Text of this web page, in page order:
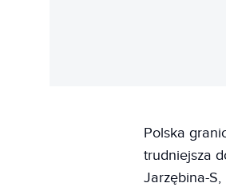
Polska
trudniejsza
Jarzębina-